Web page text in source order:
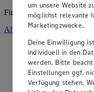
Firma: Ramona
Alle Angebote ansehen
Angebot:
XXL
Gültig ab
1.11
-60%
um unsere Website
möglichst relevante
Marketingzwecke.
Deine Einwilligung
individuell in den
werden. Bitte
Einstellungen ggf.
Verfügung stehen.